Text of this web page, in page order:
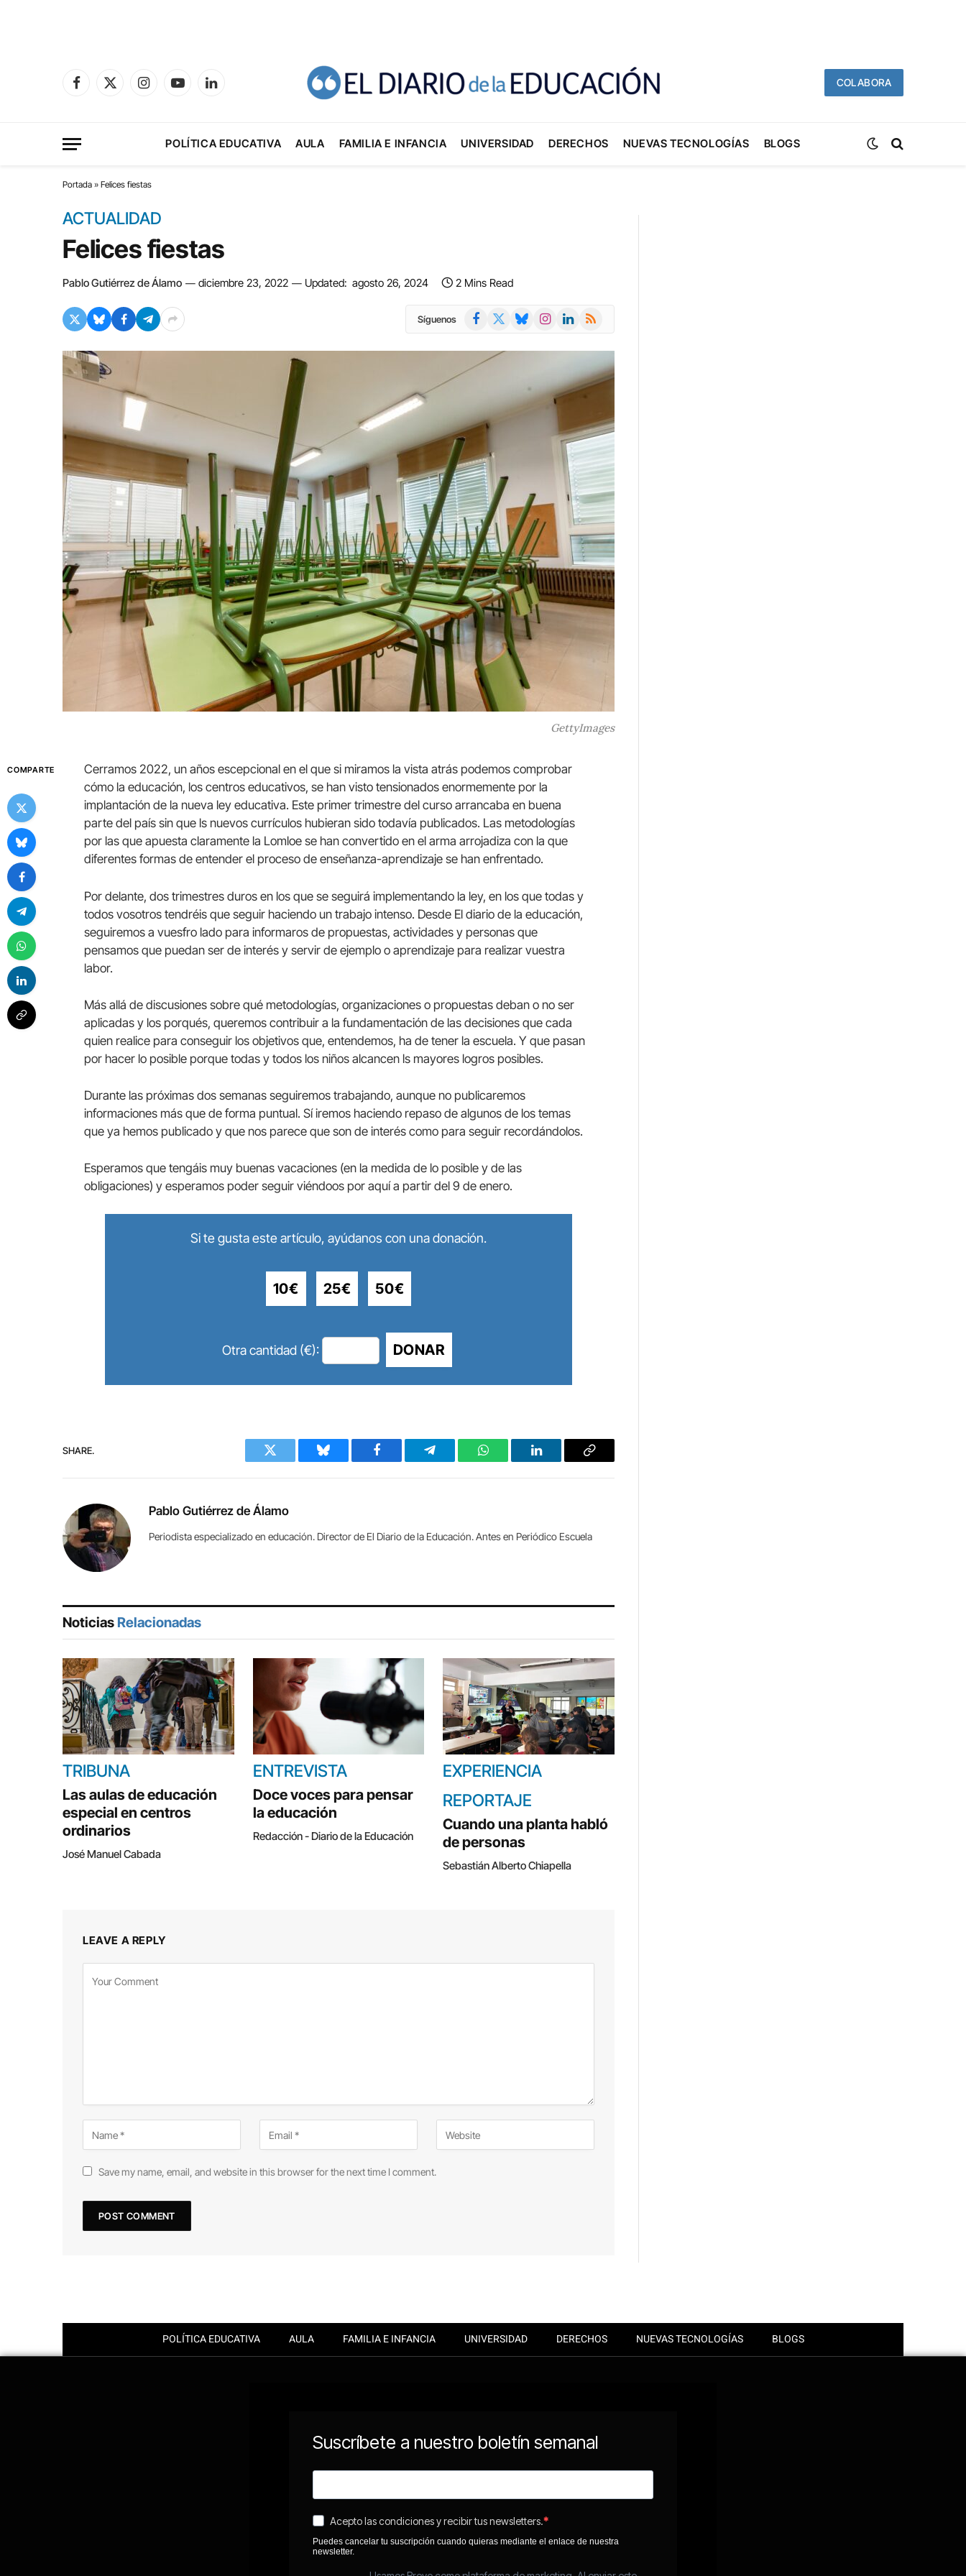
Facebook
X
InstagramYouTubeLinkedIn
COLABORA
POLÍTICA EDUCATIVA AULA FAMILIA E INFANCIA UNIVERSIDAD DERECHOS NUEVAS TECNOLOGÍAS BLOGS
Portada » Felices fiestas
ACTUALIDAD
Felices fiestas
Pablo Gutiérrez de Álamo diciembre 23, 2022 Updated: agosto 26, 2024 2 Mins Read
Síguenos Facebook BlueskyInstagramLinkedIn
RSS
GettyImages
COMPARTE
Cerramos 2022, un años escepcional en el que si miramos la vista atrás podemos comprobar
cómo la educación, los centros educativos, se han visto tensionados enormemente por la
implantación de la nueva ley educativa. Este primer trimestre del curso arrancaba en buena
parte del país sin que ls nuevos currículos hubieran sido todavía publicados. Las metodologías
por las que apuesta claramente la Lomloe se han convertido en el arma arrojadiza con la que
diferentes formas de entender el proceso de enseñanza-aprendizaje se han enfrentado.
Por delante, dos trimestres duros en los que se seguirá implementando la ley, en los que todas y
todos vosotros tendréis que seguir haciendo un trabajo intenso. Desde El diario de la educación,
seguiremos a vuesfro lado para informaros de propuestas, actividades y personas que
pensamos que puedan ser de interés y servir de ejemplo o aprendizaje para realizar vuestra
labor.
Más allá de discusiones sobre qué metodologías, organizaciones o propuestas deban o no ser
aplicadas y los porqués, queremos contribuir a la fundamentación de las decisiones que cada
quien realice para conseguir los objetivos que, entendemos, ha de tener la escuela. Y que pasan
por hacer lo posible porque todas y todos los niños alcancen ls mayores logros posibles.
Durante las próximas dos semanas seguiremos trabajando, aunque no publicaremos
informaciones más que de forma puntual. Sí iremos haciendo repaso de algunos de los temas
que ya hemos publicado y que nos parece que son de interés como para seguir recordándolos.
Esperamos que tengáis muy buenas vacaciones (en la medida de lo posible y de las
obligaciones) y esperamos poder seguir viéndoos por aquí a partir del 9 de enero.
Si te gusta este artículo, ayúdanos con una donación.
10€ 25€ 50€
Otra cantidad (€): DONAR
SHARE.
Twitter Bluesky Facebook Telegram WhatsAppLinkedIn Copy
Pablo Gutiérrez de Álamo
Periodista especializado en educación. Director de El Diario de la Educación. Antes en Periódico Escuela
Noticias Relacionadas
TRIBUNA
Las aulas de educación
especial en centros
ordinarios
José Manuel Cabada
ENTREVISTA
Doce voces para pensar
la educación
Redacción - Diario de la Educación
EXPERIENCIA
REPORTAJE
Cuando una planta habló
de personas
Sebastián Alberto Chiapella
LEAVE A REPLY
Save my name, email, and website in this browser for the next time I comment.
POLÍTICA EDUCATIVA AULA FAMILIA E INFANCIA UNIVERSIDAD DERECHOS NUEVAS TECNOLOGÍAS BLOGS